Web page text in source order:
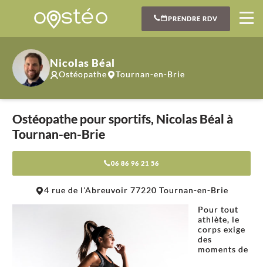
PRENDRE RDV
Nicolas Béal
Ostéopathe Tournan-en-Brie
Ostéopathe pour sportifs, Nicolas Béal à
Tournan-en-Brie
06 86 96 21 56
+
4 rue de l'Abreuvoir 77220 Tournan-en-Brie
Pour tout
athlète, le
corps exige
des
moments de